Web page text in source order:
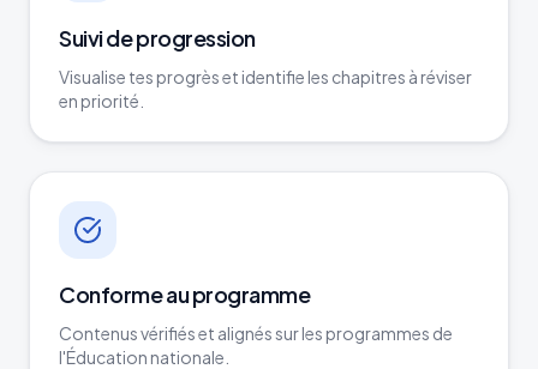
Suivi de progression
Visualise tes progrès et identifie les chapitres à réviser
en priorité.
Conforme au programme
Contenus vérifiés et alignés sur les programmes de
l'Éducation nationale.